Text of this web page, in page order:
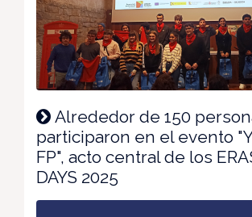
Alrededor de 150
participaron en el evento
FP", acto central de los
DAYS 2025